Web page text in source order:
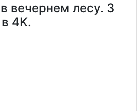
вечернем лесу. 3
4K.